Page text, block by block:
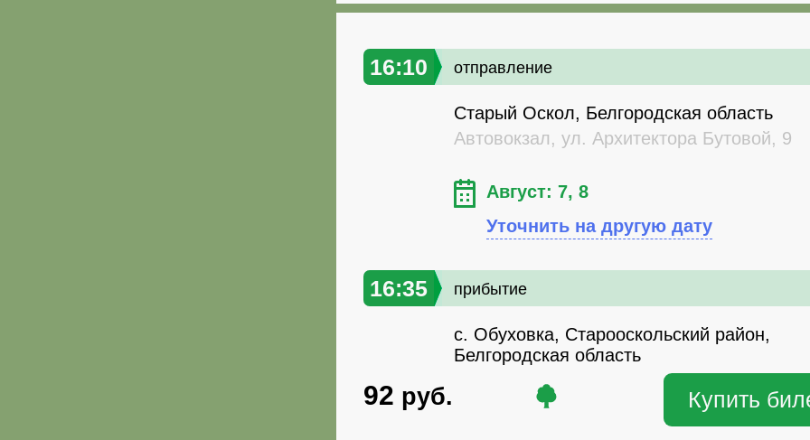
16:10 отправление
Старый Оскол, Белгородская область
Автовокзал, ул. Архитектора Бутовой, 9
Август: 7, 8
Уточнить на другую дату
16:35 прибытие
с. Обуховка, Старооскольский район,
Белгородская область
92 руб. Купить